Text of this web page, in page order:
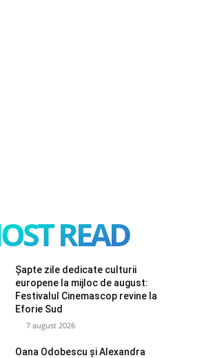
READ
Șapte zile dedicate culturii
europene la mijloc de august:
Festivalul Cinemascop revine la
Eforie Sud
7 august 2026
Oana Odobescu și Alexandra